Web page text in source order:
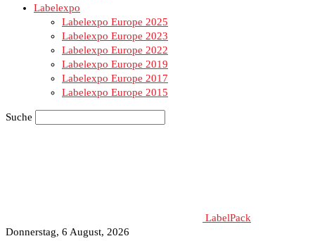
Labelexpo
Labelexpo Europe 2025
Labelexpo Europe 2023
Labelexpo Europe 2022
Labelexpo Europe 2019
Labelexpo Europe 2017
Labelexpo Europe 2015
Suche
LabelPack
Donnerstag, 6 August, 2026